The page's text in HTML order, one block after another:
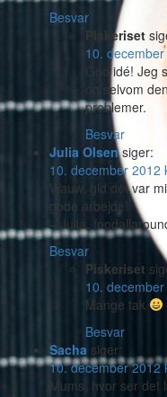
Besvar
Piskeriset
10.
God idé! Jeg
og selvom
problemer.
Besvar
Julia Olsen siger:
10. december 2012
Wauw, gid det var
gode arbejde!
– Julia,
Besvar
Piskeriset
10.
Mange tak
Besvar
Sacha siger:
10. december 2012
Mums, hvor ser det